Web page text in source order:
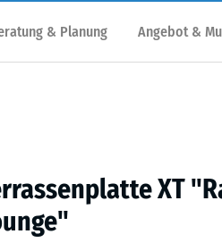
& Planung Angebot &
XT